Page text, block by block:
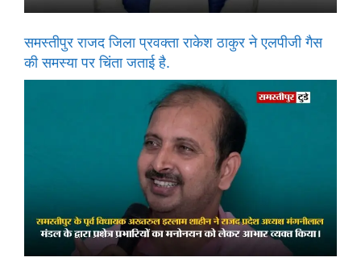
समस्तीपुर राजद जिला प्रवक्ता राकेश ठाकुर ने एलपीजी गैस
की समस्या पर चिंता जताई है.